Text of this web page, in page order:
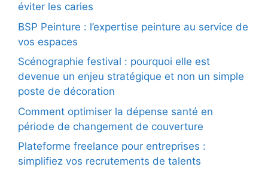
éviter les caries
BSP Peinture : l’expertise peinture au service de
vos espaces
Scénographie festival : pourquoi elle est
devenue un enjeu stratégique et non un simple
poste de décoration
Comment optimiser la dépense santé en
période de changement de couverture
Plateforme freelance pour entreprises :
simplifiez vos recrutements de talents